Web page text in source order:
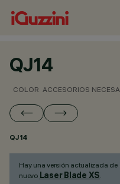
QJ14
COLOR ACCESORIOS
QJ14
Hay una versión actualizada
nuevo Laser Blade XS.